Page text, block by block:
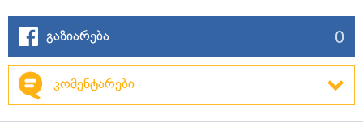
გაზიარება 0
კომენტარები